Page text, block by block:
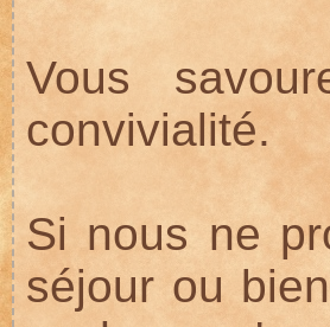
Vous
convivialité.
Si nous ne
séjour ou